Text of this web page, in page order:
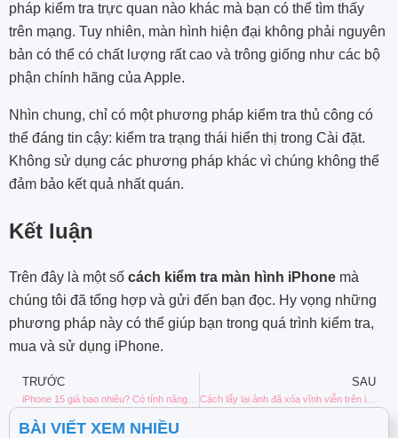
pháp kiểm tra trực quan nào khác mà bạn có thể tìm thấy
trên mạng. Tuy nhiên, màn hình hiện đại không phải nguyên
bản có thể có chất lượng rất cao và trông giống như các bộ
phận chính hãng của Apple.
Nhìn chung, chỉ có một phương pháp kiểm tra thủ công có
thể đáng tin cậy: kiểm tra trạng thái hiển thị trong Cài đặt.
Không sử dụng các phương pháp khác vì chúng không thể
đảm bảo kết quả nhất quán.
Kết luận
Trên đây là một số cách kiểm tra màn hình iPhone mà
chúng tôi đã tổng hợp và gửi đến bạn đọc. Hy vọng những
phương pháp này có thể giúp bạn trong quá trình kiểm tra,
mua và sử dụng iPhone.
TRƯỚC SAU
Cách lấy lại ảnh đã xóa vĩnh viễn trên iPhone không cần sao lưu
BÀI VIẾT XEM NHIỀU